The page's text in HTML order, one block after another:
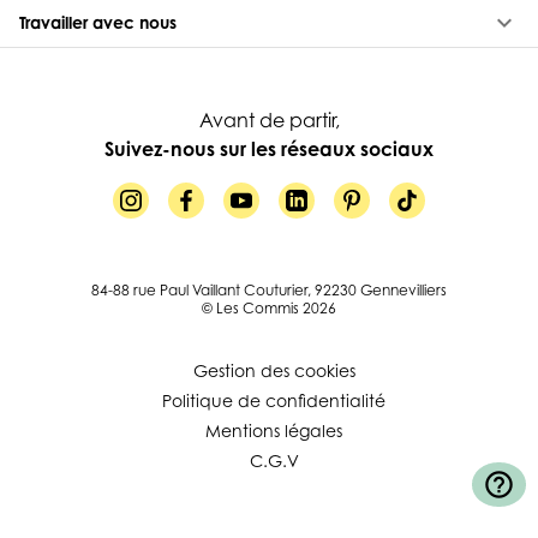
Travailler avec nous keyboard_arrow_down
Avant de partir,
Suivez-nous sur les réseaux sociaux
84-88 rue Paul Vaillant Couturier, 92230 Gennevilliers
© Les Commis 2026
Gestion des cookies
Politique de confidentialité
Mentions légales
C.G.V
help_outline